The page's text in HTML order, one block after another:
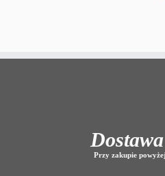
Przy zakupie